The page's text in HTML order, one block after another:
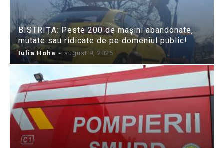
BISTRIȚA: Peste 200 de mașini abandonate,
mutate sau ridicate de pe domeniul public!
Iulia Hoha - august 9, 2026